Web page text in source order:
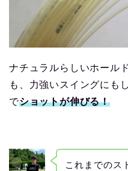
ナチュラルらしいホール
も、力強いスイングにも
でショットが伸びる！
これまでのス